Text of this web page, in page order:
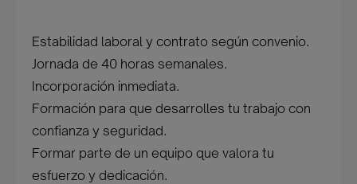
Estabilidad laboral y contrato según convenio.
Jornada de 40 horas semanales.
Incorporación inmediata.
Formación para que desarrolles tu trabajo con
confianza y seguridad.
Formar parte de un equipo que valora tu
esfuerzo y dedicación.